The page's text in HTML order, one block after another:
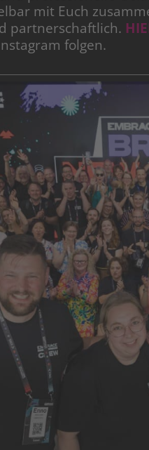
mit Euch
partnerschaftlich.
folgen.